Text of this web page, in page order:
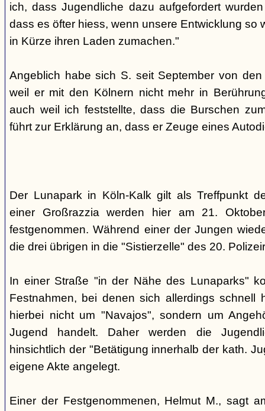
ich, dass Jugendliche dazu aufgefordert
dass es öfter hiess, wenn unsere Entwicklung so
in Kürze ihren Laden zumachen."
Angeblich habe sich S. seit September von
weil er mit den Kölnern nicht mehr in
auch weil ich feststellte, dass die Burschen
führt zur Erklärung an, dass er Zeuge eines
Der Lunapark in Köln-Kalk gilt als Treffpunkt
einer Großrazzia werden hier am 21.
festgenommen. Während einer der Jungen
die drei übrigen in die "Sistierzelle" des 20.
In einer Straße "in der Nähe des Lunaparks"
Festnahmen, bei denen sich allerdings schnell
hierbei nicht um "Navajos", sondern um
Jugend handelt. Daher werden die
hinsichtlich der "Betätigung innerhalb der kath.
eigene Akte angelegt.
Einer der Festgenommenen, Helmut M., sagt